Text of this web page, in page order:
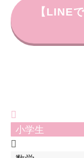
【LINE
小学生